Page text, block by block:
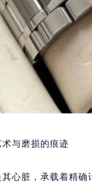
与磨损的痕迹
心脏，承载着精